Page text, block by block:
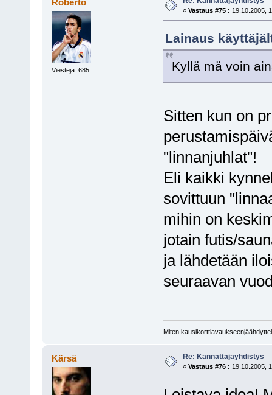
Roberto
Viestejä: 685
« Vastaus #75 : 19.10.2005,
Lainaus
Kyllä mä voin
Sitten kun on
"linnanjuhlat"!
Eli kaikki
sovittuun
mihin on
jotain futis/
ja lähdetään
seuraavan
Miten
Kärsä Re: Kannattajayhdistys
« Vastaus #76 : 19.10.2005,